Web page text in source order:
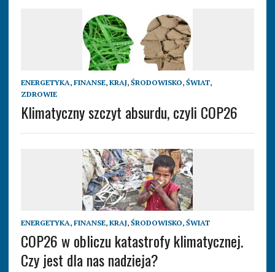
ENERGETYKA, FINANSE, KRAJ, ŚRODOWISKO, ŚWIAT,
ZDROWIE
Klimatyczny szczyt absurdu, czyli COP26
ENERGETYKA, FINANSE, KRAJ, ŚRODOWISKO, ŚWIAT
COP26 w obliczu katastrofy klimatycznej.
Czy jest dla nas nadzieja?